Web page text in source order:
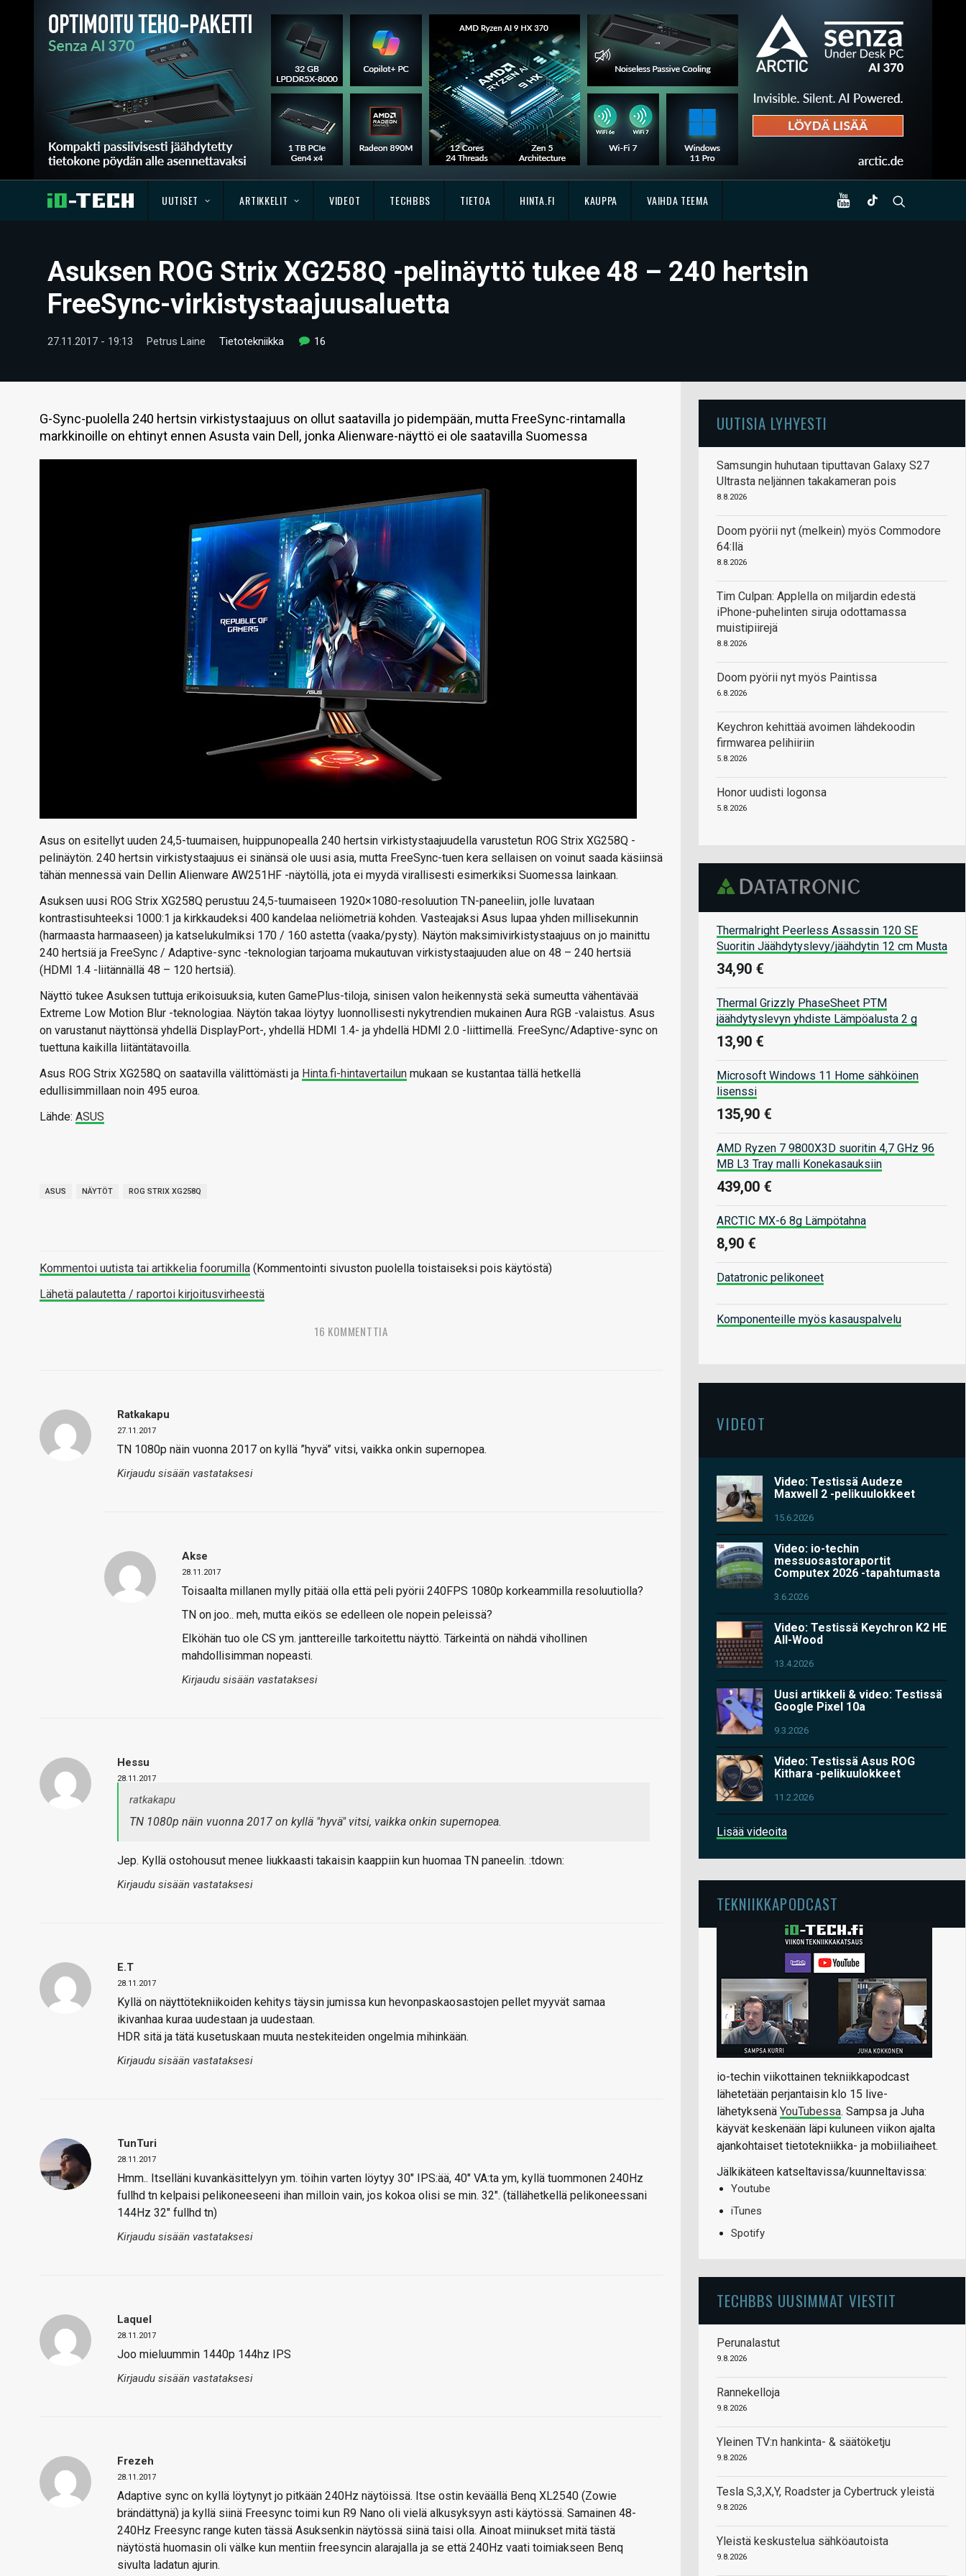
UUTISET ARTIKKELIT VIDEOT TECHBBS TIETOA HINTA.FI KAUPPA VAIHDA TEEMA
Asuksen ROG Strix XG258Q -pelinäyttö tukee 48 – 240 hertsin
FreeSync-virkistystaajuusaluetta
27.11.2017 - 19:13 Petrus Laine Tietotekniikka 16
G-Sync-puolella 240 hertsin virkistystaajuus on ollut saatavilla jo pidempään, mutta FreeSync-rintamalla
markkinoille on ehtinyt ennen Asusta vain Dell, jonka Alienware-näyttö ei ole saatavilla Suomessa
Asus on esitellyt uuden 24,5-tuumaisen, huippunopealla 240 hertsin virkistystaajuudella varustetun ROG Strix XG258Q -
pelinäytön. 240 hertsin virkistystaajuus ei sinänsä ole uusi asia, mutta FreeSync-tuen kera sellaisen on voinut saada käsiinsä
tähän mennessä vain Dellin Alienware AW251HF -näytöllä, jota ei myydä virallisesti esimerkiksi Suomessa lainkaan.
Asuksen uusi ROG Strix XG258Q perustuu 24,5-tuumaiseen 1920×1080-resoluution TN-paneeliin, jolle luvataan
kontrastisuhteeksi 1000:1 ja kirkkaudeksi 400 kandelaa neliömetriä kohden. Vasteajaksi Asus lupaa yhden millisekunnin
(harmaasta harmaaseen) ja katselukulmiksi 170 / 160 astetta (vaaka/pysty). Näytön maksimivirkistystaajuus on jo mainittu
240 hertsiä ja FreeSync / Adaptive-sync -teknologian tarjoama mukautuvan virkistystaajuuden alue on 48 – 240 hertsiä
(HDMI 1.4 -liitännällä 48 – 120 hertsiä).
Näyttö tukee Asuksen tuttuja erikoisuuksia, kuten GamePlus-tiloja, sinisen valon heikennystä sekä sumeutta vähentävää
Extreme Low Motion Blur -teknologiaa. Näytön takaa löytyy luonnollisesti nykytrendien mukainen Aura RGB -valaistus. Asus
on varustanut näyttönsä yhdellä DisplayPort-, yhdellä HDMI 1.4- ja yhdellä HDMI 2.0 -liittimellä. FreeSync/Adaptive-sync on
tuettuna kaikilla liitäntätavoilla.
Asus ROG Strix XG258Q on saatavilla välittömästi ja Hinta.fi-hintavertailun mukaan se kustantaa tällä hetkellä
edullisimmillaan noin 495 euroa.
Lähde: ASUS
ASUS NÄYTÖT ROG STRIX XG258Q
Kommentoi uutista tai artikkelia foorumilla (Kommentointi sivuston puolella toistaiseksi pois käytöstä)
Lähetä palautetta / raportoi kirjoitusvirheestä
16 KOMMENTTIA
Ratkakapu
27.11.2017
TN 1080p näin vuonna 2017 on kyllä ”hyvä” vitsi, vaikka onkin supernopea.
Kirjaudu sisään vastataksesi
Akse
28.11.2017
Toisaalta millanen mylly pitää olla että peli pyörii 240FPS 1080p korkeammilla resoluutiolla?
TN on joo.. meh, mutta eikös se edelleen ole nopein peleissä?
EIköhän tuo ole CS ym. janttereille tarkoitettu näyttö. Tärkeintä on nähdä vihollinen
mahdollisimman nopeasti.
Kirjaudu sisään vastataksesi
Hessu
28.11.2017
ratkakapu
TN 1080p näin vuonna 2017 on kyllä "hyvä" vitsi, vaikka onkin supernopea.
Jep. Kyllä ostohousut menee liukkaasti takaisin kaappiin kun huomaa TN paneelin. :tdown:
Kirjaudu sisään vastataksesi
E.T
28.11.2017
Kyllä on näyttötekniikoiden kehitys täysin jumissa kun hevonpaskaosastojen pellet myyvät samaa
ikivanhaa kuraa uudestaan ja uudestaan.
HDR sitä ja tätä kusetuskaan muuta nestekiteiden ongelmia mihinkään.
Kirjaudu sisään vastataksesi
TunTuri
28.11.2017
Hmm.. Itselläni kuvankäsittelyyn ym. töihin varten löytyy 30″ IPS:ää, 40″ VA:ta ym, kyllä tuommonen 240Hz
fullhd tn kelpaisi pelikoneeseeni ihan milloin vain, jos kokoa olisi se min. 32″. (tällähetkellä pelikoneessani
144Hz 32″ fullhd tn)
Kirjaudu sisään vastataksesi
Laquel
28.11.2017
Joo mieluummin 1440p 144hz IPS
Kirjaudu sisään vastataksesi
Frezeh
28.11.2017
Adaptive sync on kyllä löytynyt jo pitkään 240Hz näytöissä. Itse ostin keväällä Benq XL2540 (Zowie
brändättynä) ja kyllä siinä Freesync toimi kun R9 Nano oli vielä alkusyksyyn asti käytössä. Samainen 48-
240Hz Freesync range kuten tässä Asuksenkin näytössä siinä taisi olla. Ainoat miinukset mitä tästä
näytöstä huomasin oli välke kun mentiin freesyncin alarajalla ja se että 240Hz vaati toimiakseen Benq
sivulta ladatun ajurin.
UUTISIA LYHYESTI
Samsungin huhutaan tiputtavan Galaxy S27
Ultrasta neljännen takakameran pois
8.8.2026
Doom pyörii nyt (melkein) myös Commodore
64:llä
8.8.2026
Tim Culpan: Applella on miljardin edestä
iPhone-puhelinten siruja odottamassa
muistipiirejä
8.8.2026
Doom pyörii nyt myös Paintissa
6.8.2026
Keychron kehittää avoimen lähdekoodin
firmwarea pelihiiriin
5.8.2026
Honor uudisti logonsa
5.8.2026
Thermalright Peerless Assassin 120 SE
Suoritin Jäähdytyslevy/jäähdytin 12 cm Musta
34,90 €
Thermal Grizzly PhaseSheet PTM
jäähdytyslevyn yhdiste Lämpöalusta 2 g
13,90 €
Microsoft Windows 11 Home sähköinen
lisenssi
135,90 €
AMD Ryzen 7 9800X3D suoritin 4,7 GHz 96
MB L3 Tray malli Konekasauksiin
439,00 €
ARCTIC MX-6 8g Lämpötahna
8,90 €
Datatronic pelikoneet
Komponenteille myös kasauspalvelu
VIDEOT
Video: Testissä Audeze
Maxwell 2 -pelikuulokkeet
15.6.2026
Video: io-techin
messuosastoraportit
Computex 2026 -tapahtumasta
3.6.2026
Video: Testissä Keychron K2 HE
All-Wood
13.4.2026
Uusi artikkeli & video: Testissä
Google Pixel 10a
9.3.2026
Video: Testissä Asus ROG
Kithara -pelikuulokkeet
11.2.2026
Lisää videoita
TEKNIIKKAPODCAST
io-techin viikottainen tekniikkapodcast
lähetetään perjantaisin klo 15 live-
lähetyksenä YouTubessa. Sampsa ja Juha
käyvät keskenään läpi kuluneen viikon ajalta
ajankohtaiset tietotekniikka- ja mobiiliaiheet.
Jälkikäteen katseltavissa/kuunneltavissa:
Youtube
iTunes
Spotify
TECHBBS UUSIMMAT VIESTIT
Perunalastut
9.8.2026
Rannekelloja
9.8.2026
Yleinen TV:n hankinta- & säätöketju
9.8.2026
Tesla S,3,X,Y, Roadster ja Cybertruck yleistä
9.8.2026
Yleistä keskustelua sähköautoista
9.8.2026